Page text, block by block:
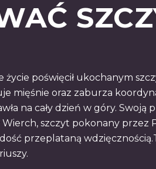
życie poświęcił ukochanym
mięśnie oraz zaburza
na cały dzień w góry.
szczyt pokonany przez
przeplataną